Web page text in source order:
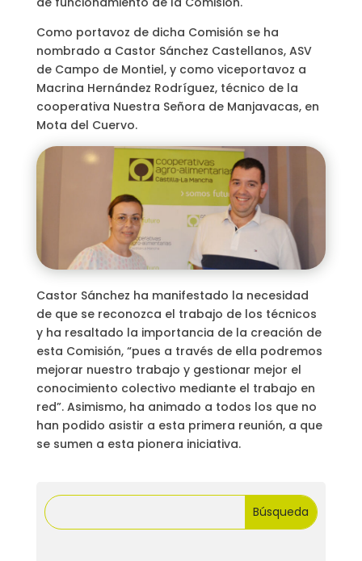
Como portavoz de dicha Comisión se ha
nombrado a Castor Sánchez Castellanos, ASV
de Campo de Montiel, y como viceportavoz a
Macrina Hernández Rodríguez, técnico de la
cooperativa Nuestra Señora de Manjavacas, en
Mota del Cuervo.
Castor Sánchez ha manifestado la necesidad
de que se reconozca el trabajo de los técnicos
y ha resaltado la importancia de la creación de
esta Comisión, “pues a través de ella podremos
mejorar nuestro trabajo y gestionar mejor el
conocimiento colectivo mediante el trabajo en
red”. Asimismo, ha animado a todos los que no
han podido asistir a esta primera reunión, a que
se sumen a esta pionera iniciativa.